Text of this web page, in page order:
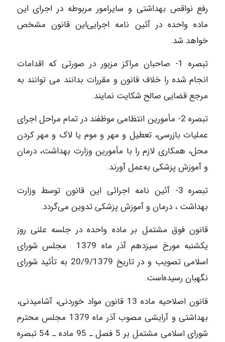
رفع‌ نواقص‌ بهداشتی‌ و سایرامور مربوطه‌ در اجرای‌ این‌
ماده‌ واحده‌ در آئین‌ نامه‌ اجرایی‌این‌ قانون‌ مشخص‌
خواهد شد.
تبصره‌ 1- صاحبان‌ مراکز مزبور در صورتی ‌که‌ اقدامات‌
انجام‌ شده‌ را خلاف‌ قانون‌ و مقررات‌ بدانند می‌ توانند به‌
مرجع‌ قضایی‌ صالح‌ شکایت‌ نمایند.
تبصره‌ 2- مأمورین‌ انتظامی‌ موظفند در تمام‌ مراحل‌ اجرای‌
عملیات‌ بازرسی‌، تعطیل‌ و مهر و موم‌ یا لاک‌ و مهر کردن‌
محل‌، همکاری‌ لازم‌ را با مأمورین‌ وزارت‌ بهداشت‌، درمان‌
و آموزش‌ پزشکی‌ به‌عمل‌ آورند.
تبصره‌ 3- آئین‌ نامه‌ اجرائی‌ این‌ قانون‌ توسط وزارت‌
بهداشت‌ ، درمان‌ و آموزش‌ پزشکی‌ تدوین‌ می‌گردد.
قانون‌ فوق‌ مشتمل‌ بر ماده‌ واحده‌ در جلسه‌ علنی‌ روز
یکشنبه‌ مورخ‌ سیزدهم‌ آذر ماه‌ 1379 مجلس‌ شورای‌
اسلامی‌ تصویب‌ و در تاریخ‌ 20/9/1379 به‌ تأئید شورای‌
نگهبان‌ رسیده‌است.
قانون اصلاحیه ماده 13 قانون مواد خوردنی، آشامیدنی،
بهداشتی و آرایشی مصوب آذر ماه 1379 مجلس محترم
شورای اسلامی مشتمل بر 5 فصل ـ 95 ماده ـ 54 تبصره